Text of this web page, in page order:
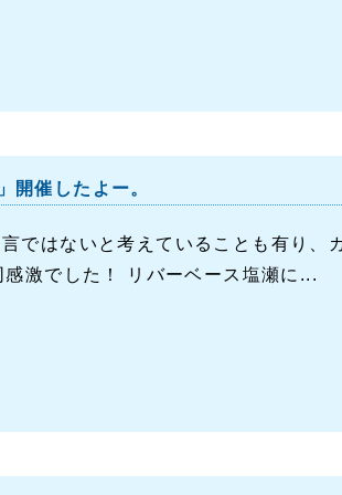
開催したよー。
ではないと考えていることも有り、
激でした！ リバーベース塩瀬に...